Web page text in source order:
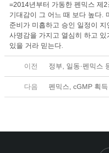
=2014년부터 가동한 펜믹스 제
기대감이 그 어느 때 보다 높다.
준비가 미흡하고 승인 일정이
사명감을 가지고 열심히 하고
있을 거라 믿는다.
이전
정부, 일동·펜믹스
다
다음
펜믹스, cGMP 획